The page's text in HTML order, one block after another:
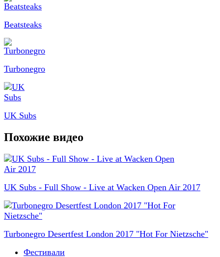
Beatsteaks
Turbonegro
UK Subs
Похожие видео
UK Subs - Full Show - Live at Wacken Open Air 2017
Turbonegro Desertfest London 2017 "Hot For Nietzsche"
Фестивали